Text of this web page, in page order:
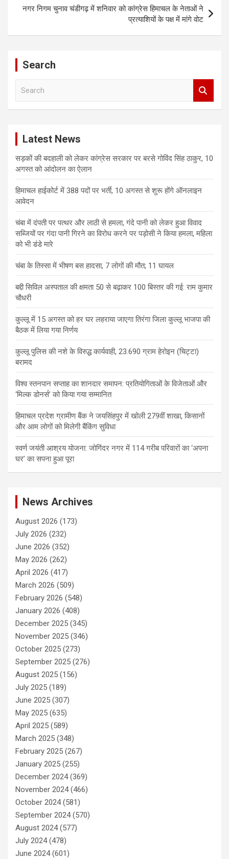
नगर निगम चुनाव चंडीगढ़ में शनिवार को कांग्रेस हिमाचल के नेताओं ने
प्रत्याशियों के पक्ष में मांगे वोट
Search
Latest News
सड़कों की बदहाली को लेकर कांग्रेस सरकार पर बरसे गोविंद सिंह ठाकुर, 10
अगस्त को आंदोलन का ऐलान
हिमाचल हाईकोर्ट में 388 पदों पर भर्ती, 10 अगस्त से शुरू होंगे ऑनलाइन
आवेदन
चंबा में दंपती पर पत्थर और लाठी से हमला, गंदे पानी को लेकर हुआ विवाद
सब्जियों पर गंदा पानी गिरने का विरोध करने पर पड़ोसी ने किया हमला, महिला
को भी डंडे मारे
चंबा के तिस्सा में भीषण बस हादसा, 7 लोगों की मौत; 11 घायल
बद्दी सिविल अस्पताल की क्षमता 50 से बढ़ाकर 100 बिस्तर की गई: राम कुमार
चौधरी
कुल्लू में 15 अगस्त को हर घर लहराया जाएगा तिरंगा जिला कुल्लू भाजपा की
बैठक में लिया गया निर्णय
कुल्लू पुलिस की नशे के विरुद्ध कार्यवाही, 23.690 ग्राम हेरोइन (चिट्टा)
बरामद
विश्व स्तनपान सप्ताह का शानदार समापन: प्रतियोगिताओं के विजेताओं और
‘मिल्क डोनर्स’ को किया गया सम्मानित
हिमाचल प्रदेश ग्रामीण बैंक ने जयसिंहपुर में खोली 279वीं शाखा, किसानों
और आम लोगों को मिलेगी बैंकिंग सुविधा
स्वर्ण जयंती आश्रय योजना: जोगिंदर नगर में 114 गरीब परिवारों का ‘अपना
घर’ का सपना हुआ पूरा
News Archives
August 2026 (173)
July 2026 (232)
June 2026 (352)
May 2026 (262)
April 2026 (417)
March 2026 (509)
February 2026 (548)
January 2026 (408)
December 2025 (345)
November 2025 (346)
October 2025 (273)
September 2025 (276)
August 2025 (156)
July 2025 (189)
June 2025 (307)
May 2025 (635)
April 2025 (589)
March 2025 (348)
February 2025 (267)
January 2025 (255)
December 2024(369)
November 2024(466)
October 2024(581)
September 2024(570)
August 2024(577)
July 2024(478)
June 2024(601)